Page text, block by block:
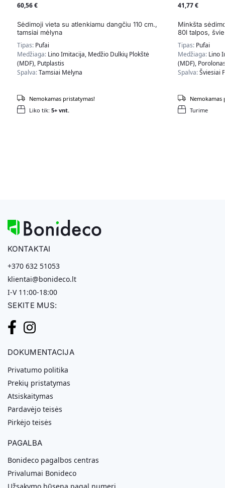
60,56€
Sėdimoji vieta su atlenkiamu dangčiu 110 cm.,
tamsiai mėlyna
Tipas: Pufai
Medžiaga: Lino Imitacija, Medžio Dulkių Plokštė
(MDF), Putplastis
Spalva:Tamsiai Mėlyna
Liko tik: 5+ vnt.
Nemokamas pristatymas!
41,77€
Minkšta
80l talpos,
Tipas: Pufai
Medžiaga: Lino
(MDF),
Spalva:Šviesiai
Turime
Nemokamas
KONTAKTAI
+370 632 51053
klientai@bonideco.lt
I-V 11:00-18:00
SEKITE MUS:
DOKUMENTACIJA
Privatumo politika
Prekių pristatymas
Atsiskaitymas
Pardavėjo teisės
Pirkėjo teisės
PAGALBA
Bonideco pagalbos centras
Privalumai Bonideco